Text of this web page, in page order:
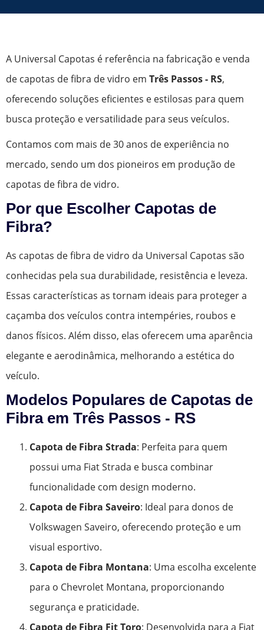
A Universal Capotas é referência na fabricação e venda
de capotas de fibra de vidro em Três Passos - RS,
oferecendo soluções eficientes e estilosas para quem
busca proteção e versatilidade para seus veículos.
Contamos com mais de 30 anos de experiência no
mercado, sendo um dos pioneiros em produção de
capotas de fibra de vidro.
Por que Escolher Capotas de
Fibra?
As capotas de fibra de vidro da Universal Capotas são
conhecidas pela sua durabilidade, resistência e leveza.
Essas características as tornam ideais para proteger a
caçamba dos veículos contra intempéries, roubos e
danos físicos. Além disso, elas oferecem uma aparência
elegante e aerodinâmica, melhorando a estética do
veículo.
Modelos Populares de Capotas de
Fibra em Três Passos - RS
Capota de Fibra Strada: Perfeita para quem
possui uma Fiat Strada e busca combinar
funcionalidade com design moderno.
Capota de Fibra Saveiro: Ideal para donos de
Volkswagen Saveiro, oferecendo proteção e um
visual esportivo.
Capota de Fibra Montana: Uma escolha excelente
para o Chevrolet Montana, proporcionando
segurança e praticidade.
Capota de Fibra Fit Toro: Desenvolvida para a Fiat